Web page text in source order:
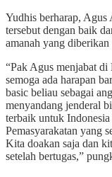
Yudhis berharap, Agus
tersebut dengan baik
amanah yang
“Pak Agus menjabat
semoga ada harapan
basic beliau sebagai
menyandang jenderal
terbaik untuk
Pemasyarakatan yang
Kita doakan saja dan
setelah bertugas,”